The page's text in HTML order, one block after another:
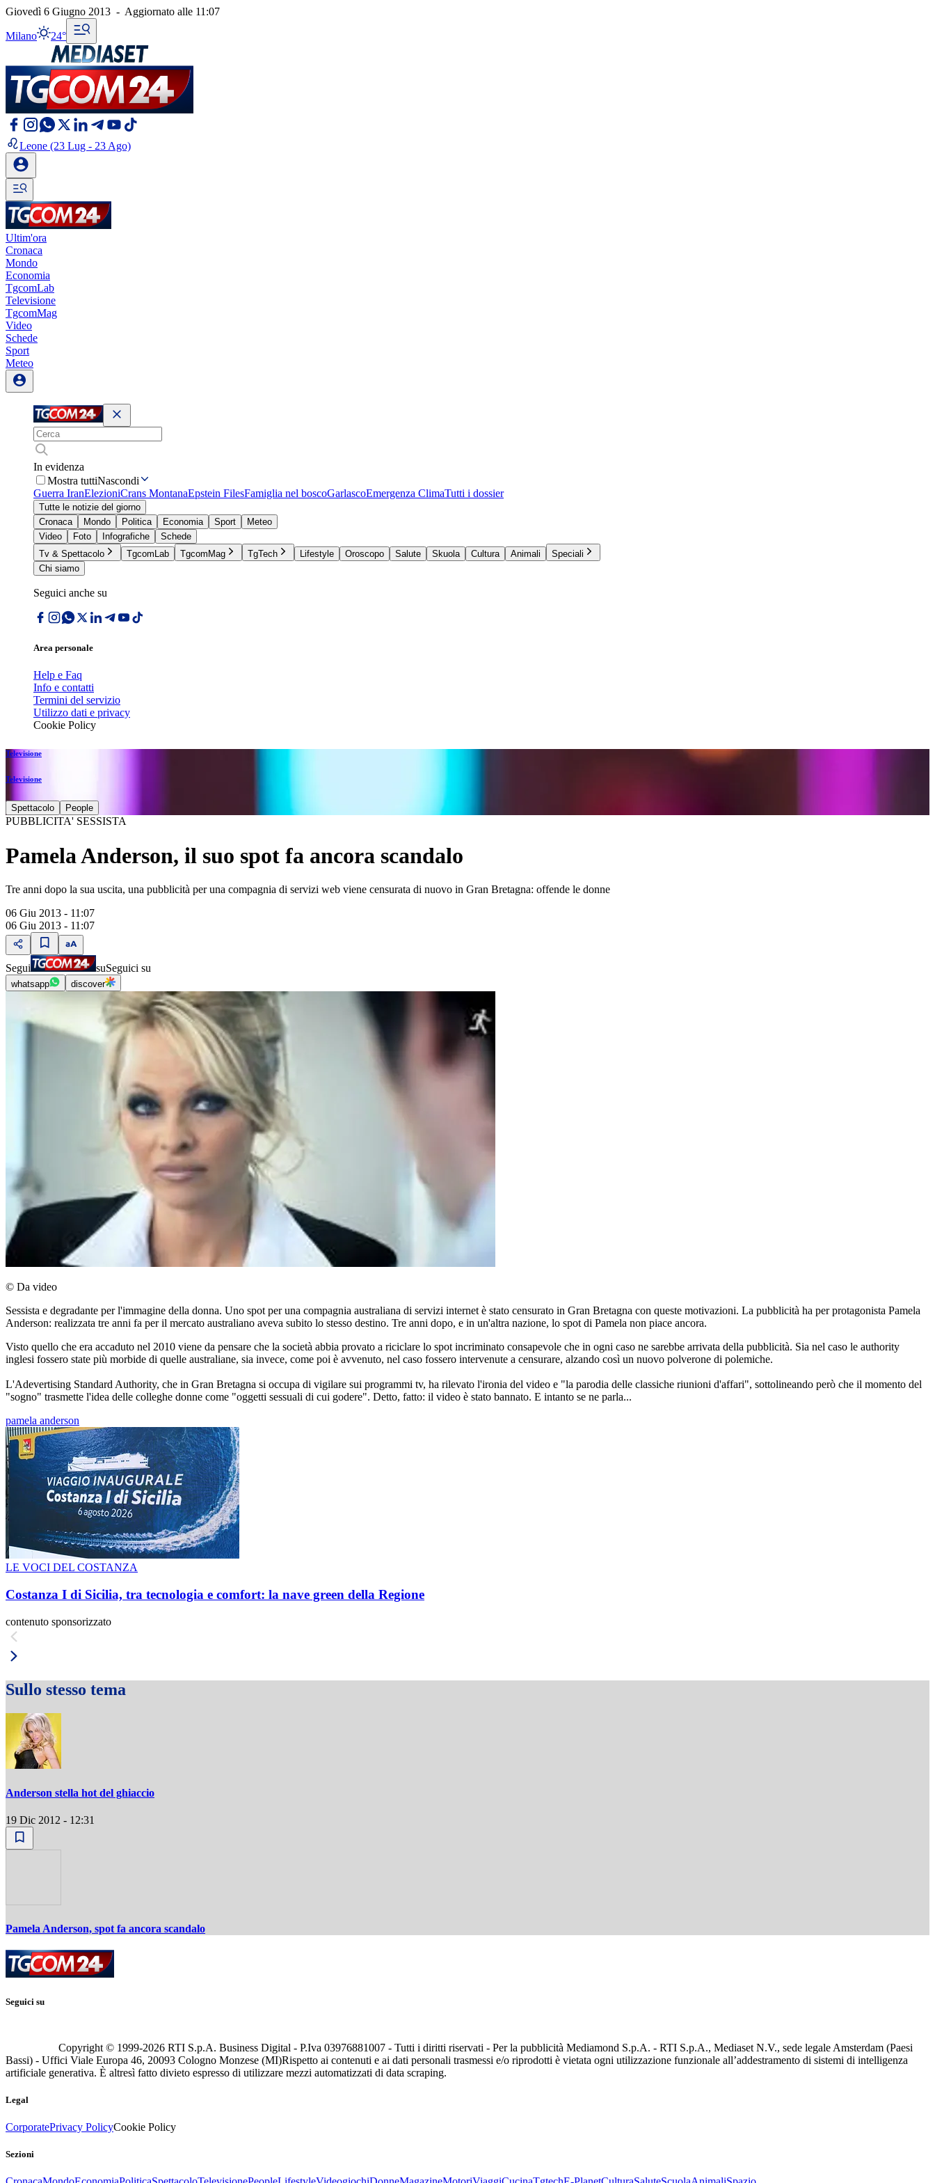
Giovedì 6 Giugno 2013 - Aggiornato alle 11:07
Milano 24°
Leone (23 Lug - 23 Ago)
Ultim'ora
Cronaca
Mondo
Economia
TgcomLab
Televisione
TgcomMag
Video
Schede
Sport
Meteo
In evidenza
Mostra tuttiNascondi
Guerra IranElezioniCrans MontanaEpstein FilesFamiglia nel boscoGarlascoEmergenza ClimaTutti i dossier
Tutte le notizie del giorno
Cronaca
Mondo Politica Economia Sport
Meteo
Video
Foto Infografiche
Schede
Tv & Spettacolo
TgcomLab TgcomMag TgTech Lifestyle Oroscopo Salute Skuola Cultura Animali
Speciali
Chi siamo
Seguici anche su
Area personale
Help e Faq
Info e contatti
Termini del servizio
Utilizzo dati e privacy
Cookie Policy
Televisione
Televisione
Spettacolo People
PUBBLICITA' SESSISTA
Pamela Anderson, il suo spot fa ancora scandalo
Tre anni dopo la sua uscita, una pubblicità per una compagnia di servizi web viene censurata di nuovo in Gran Bretagna: offende le donne
06 Giu 2013 - 11:07
06 Giu 2013 - 11:07
Segui suSeguici su
whatsapp discover
© Da video
Sessista e degradante per l'immagine della donna. Uno spot per una compagnia australiana di servizi internet è stato censurato in Gran Bretagna con queste motivazioni. La pubblicità ha per protagonista Pamela
Anderson: realizzata tre anni fa per il mercato australiano aveva subito lo stesso destino. Tre anni dopo, e in un'altra nazione, lo spot di Pamela non piace ancora.
Visto quello che era accaduto nel 2010 viene da pensare che la società abbia provato a riciclare lo spot incriminato consapevole che in ogni caso ne sarebbe arrivata della pubblicità. Sia nel caso le authority
inglesi fossero state più morbide di quelle australiane, sia invece, come poi è avvenuto, nel caso fossero intervenute a censurare, alzando così un nuovo polverone di polemiche.
L'Adevertising Standard Authority, che in Gran Bretagna si occupa di vigilare sui programmi tv, ha rilevato l'ironia del video e "la parodia delle classiche riunioni d'affari", sottolineando però che il momento del
"sogno" trasmette l'idea delle colleghe donne come "oggetti sessuali di cui godere". Detto, fatto: il video è stato bannato. E intanto se ne parla...
pamela anderson
LE VOCI DEL COSTANZA
Costanza I di Sicilia, tra tecnologia e comfort: la nave green della Regione
contenuto sponsorizzato
Sullo stesso tema
Anderson stella hot del ghiaccio
19 Dic 2012 - 12:31
Pamela Anderson, spot fa ancora scandalo
Seguici su
Copyright © 1999-2026 RTI S.p.A. Business Digital - P.Iva 03976881007 - Tutti i diritti riservati - Per la pubblicità Mediamond S.p.A. - RTI S.p.A., Mediaset N.V., sede legale Amsterdam (Paesi
Bassi) - Uffici Viale Europa 46, 20093 Cologno Monzese (MI)Rispetto ai contenuti e ai dati personali trasmessi e/o riprodotti è vietata ogni utilizzazione funzionale all’addestramento di sistemi di intelligenza
artificiale generativa. È altresì fatto divieto espresso di utilizzare mezzi automatizzati di data scraping.
Legal
CorporatePrivacy PolicyCookie Policy
Sezioni